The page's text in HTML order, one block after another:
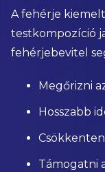
A fehérje
testkompozíció
fehérjebevitel
Megőrizni
Hosszabb
Támogatni